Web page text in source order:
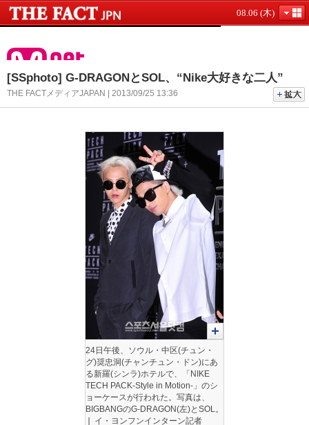
08.06 (木)
[SSphoto] G-DRAGONとSOL、“Nike大好きな二人”
THE FACTメディアJAPAN | 2013/09/25 13:36
24日午後、ソウル・中区(チュン・
グ)奨忠洞(チャンチュン・ドン)にあ
る新羅(シンラ)ホテルで、「NIKE
TECH PACK-Style in Motion-」のシ
ョーケースが行われた。写真は、
BIGBANGのG-DRAGON(左)とSOL。
❘ イ・ヨンフンインターン記者